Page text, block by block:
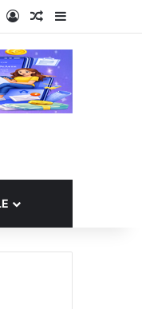
Log InRandom Article
Sidebar